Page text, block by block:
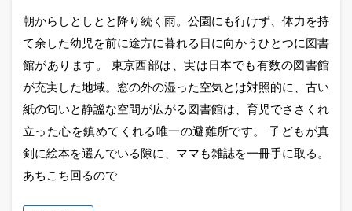
朝からしとしとと降り続く雨。公園にも行けず、体力を持
て余した幼児を前に途方に暮れる日に向かうひとつに図書
館があります。 東京西部は、実は日本でも有数の図書館
が充実した地域。窓の外の湿った空気とは対照的に、古い
紙の匂いと静謐な空間が広がる図書館は、育児でささくれ
立った心を鎮めてくれる唯一の避難所です。 子どもが真
剣に絵本を選んでいる隙に、ママも雑誌を一冊手に取る。
あちこち回るので